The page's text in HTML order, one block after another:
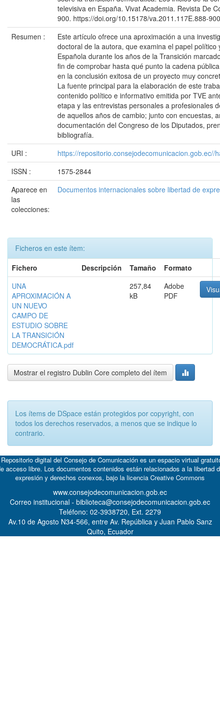
televisiva en España. Vivat Academia. Revista De
900. https://doi.org/10.15178/va.2011.117E.888-900
Resumen :
Este artículo ofrece una aproximación a una
doctoral de la autora, que examina el papel político
Española durante los años de la Transición
fin de comprobar hasta qué punto la cadena
en la conclusión exitosa de un proyecto muy
La fuente principal para la elaboración de este
contenido político e informativo emitida por TVE
etapa y las entrevistas personales a profesionales
de aquellos años de cambio; junto con encuestas,
documentación del Congreso de los Diputados,
bibliografía.
URI :
https://repositorio.consejodecomunicacion.gob.ec//
ISSN :
1575-2844
Aparece en
las
colecciones:
Documentos internacionales sobre libertad de
Ficheros en este ítem:
Fichero
Descripción Tamaño
Formato
UNA
APROXIMACIÓN A
UN NUEVO
CAMPO DE
ESTUDIO SOBRE
LA TRANSICIÓN
DEMOCRÁTICA.pdf
257,84
kB
Adobe
PDF
Mostrar el registro Dublin Core completo del ítem
Los ítems de DSpace están protegidos por copyright, con
todos los derechos reservados, a menos que se indique lo
contrario.
digital del Consejo de Comunicación es un espacio virtual
acceso libre. Los documentos contenidos están relacionados a la libertad
expresión y derechos conexos, bajo la licencia Creative Commons
www.consejodecomunicacion.gob.ec
Correo institucional - biblioteca@consejodecomunicacion.gob.ec
Teléfono: 02-3938720, Ext. 2279
Av.10 de Agosto N34-566, entre Av. República y Juan Pablo Sanz
Quito, Ecuador